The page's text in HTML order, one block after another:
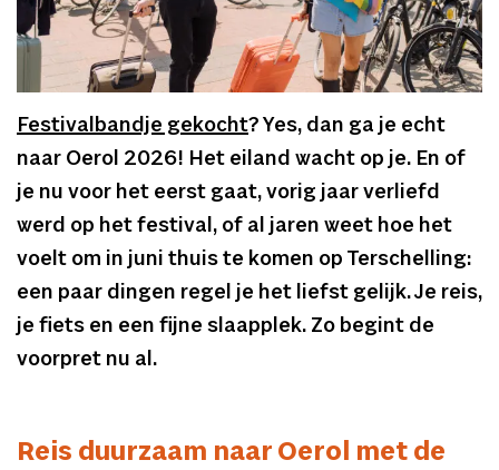
Festivalbandje gekocht? Yes, dan ga je echt
naar Oerol 2026! Het eiland wacht op je. En of
je nu voor het eerst gaat, vorig jaar verliefd
werd op het festival, of al jaren weet hoe het
voelt om in juni thuis te komen op Terschelling:
een paar dingen regel je het liefst gelijk. Je reis,
je fiets en een fijne slaapplek. Zo begint de
voorpret nu al.
Reis duurzaam naar Oerol met de